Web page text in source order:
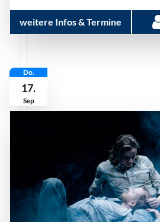
weitere Infos & Termine
Do.
17.
Sep